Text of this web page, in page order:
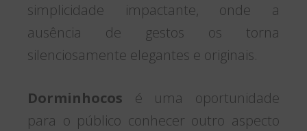
simplicidade impactante, onde a
ausência de gestos os torna
silenciosamente elegantes e originais.
Dorminhocos é uma oportunidade
para o público conhecer outro aspecto